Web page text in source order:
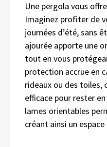
Une pergola vous
Imaginez profiter de
journées d’été, sans
ajourée apporte une
tout en vous
protection accrue en
rideaux ou des toiles,
efficace pour rester
lames orientables
créant ainsi un